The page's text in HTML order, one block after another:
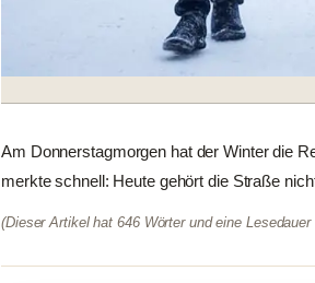
Am Donnerstagmorgen hat der Winter die
merkte schnell: Heute gehört die Straße
(Dieser Artikel hat 646 Wörter und eine